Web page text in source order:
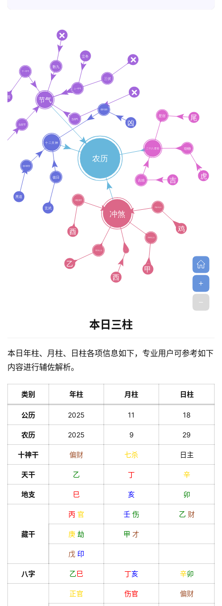
黄
会
注册
本日三柱
本日年柱、月柱、日柱各项信息如下，专业用户可参考如下
内容进行辅佐解析。
类别 年柱 月柱 日柱
公历 2025 11 18
农历 2025 9 29
十神干 偏财 七杀 日主
天干 乙 丁 辛
地支 巳 亥 卯
藏干
丙 官 壬 伤 乙 财
庚 劫 甲 才
戊 印
八字 乙巳 丁亥 辛卯
正官 伤官 偏财